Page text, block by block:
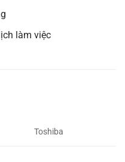
làm việc
Toshiba